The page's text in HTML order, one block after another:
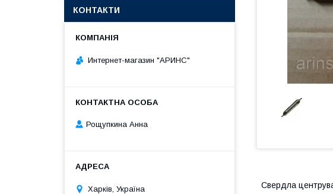
Свердла
КОНТАКТИ
Интернет-магазин "АРИНС"
Рощупкина Анна
Харків, Україна